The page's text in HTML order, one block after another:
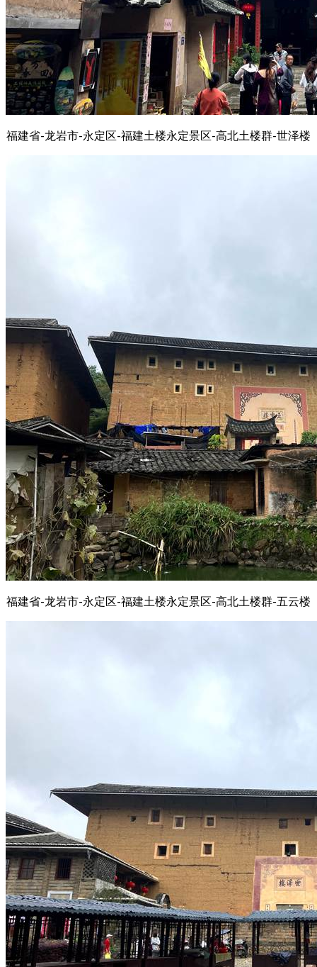
福建省-龙岩市-永定区-福建土楼永定景区-高北土楼群-世泽楼
福建省-龙岩市-永定区-福建土楼永定景区-高北土楼群-五云楼